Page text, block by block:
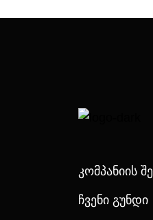
Კომპანიის
Ჩვენი Გუნდი